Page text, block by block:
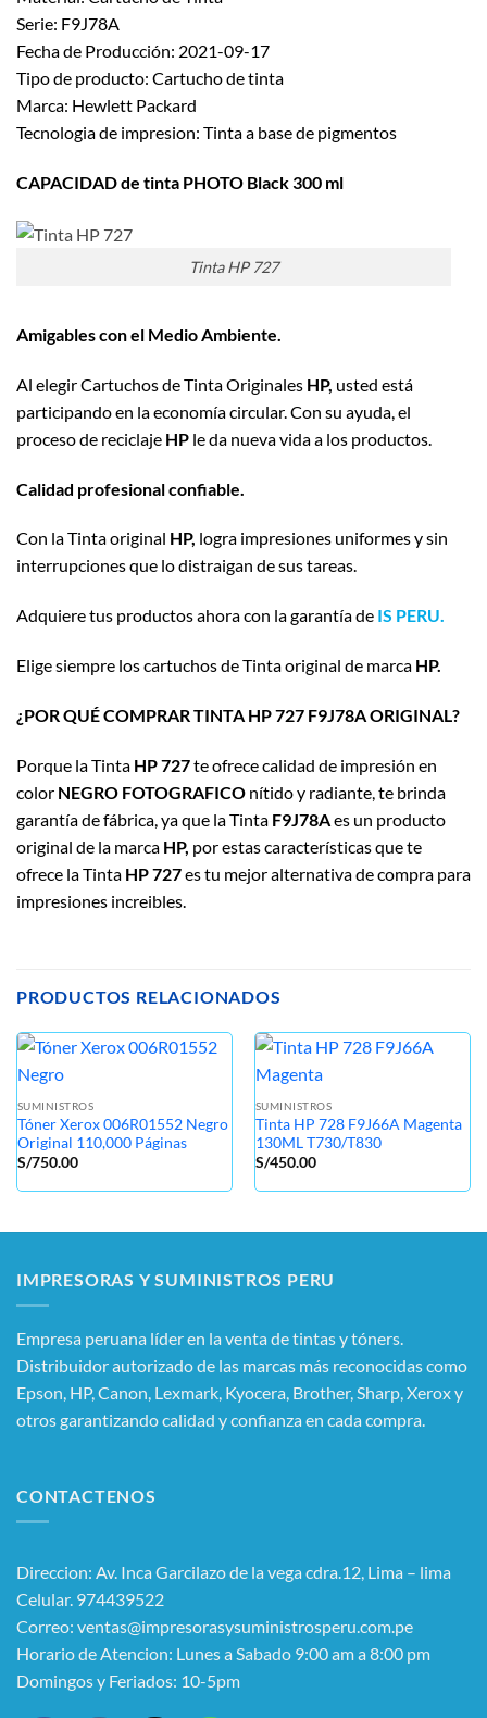
Serie: F9J78A
Fecha de Producción: 2021-09-17
Tipo de producto: Cartucho de tinta
Marca: Hewlett Packard
Tecnologia de impresion: Tinta a base de pigmentos
CAPACIDAD de tinta PHOTO Black 300 ml
Tinta HP 727
Amigables con el Medio Ambiente.
Al elegir Cartuchos de Tinta Originales HP, usted está
participando en la economía circular. Con su ayuda, el
proceso de reciclaje HP le da nueva vida a los productos.
Calidad profesional confiable.
Con la Tinta original HP, logra impresiones uniformes y sin
interrupciones que lo distraigan de sus tareas.
Adquiere tus productos ahora con la garantía de IS PERU.
Elige siempre los cartuchos de Tinta original de marca HP.
¿POR QUÉ COMPRAR TINTA HP 727 F9J78A ORIGINAL?
Porque la Tinta HP 727te ofrece calidad de impresión en
color NEGRO FOTOGRAFICO nítido y radiante, te brinda
garantía de fábrica, ya que la Tinta F9J78Aes un producto
original de la marca HP, por estas características que te
ofrece la Tinta HP 727es tu mejor alternativa de compra para
impresiones increibles.
PRODUCTOS RELACIONADOS
SUMINISTROS
Tóner Xerox 006R01552 Negro
Original 110,000 Páginas
S/750.00
SUMINISTROS
Tinta HP 728 F9J66A Magenta
130ML T730/T830
S/450.00
IMPRESORAS Y SUMINISTROS PERU
Empresa peruana líder en la venta de tintas y tóners.
Distribuidor autorizado de las marcas más reconocidas como
Epson, HP, Canon, Lexmark, Kyocera, Brother, Sharp, Xerox y
otros garantizando calidad y confianza en cada compra.
CONTACTENOS
Direccion: Av. Inca Garcilazo de la vega cdra.12, Lima – lima
Celular. 974439522
Correo: ventas@impresorasysuministrosperu.com.pe
Horario de Atencion: Lunes a Sabado 9:00 am a 8:00 pm
Domingos y Feriados: 10-5pm